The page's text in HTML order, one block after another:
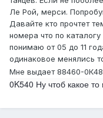
Ле Рой, мерси.
Давайте кто прочтет
номера что по
понимаю от 05 до 11
одинаковое менялись
Мне выдает 88460-
0K540 Ну чтоб какое